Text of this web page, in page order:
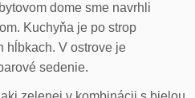
dome sme navrhli
Kuchyňa je po strop
hĺbkach. V ostrove je
sedenie.